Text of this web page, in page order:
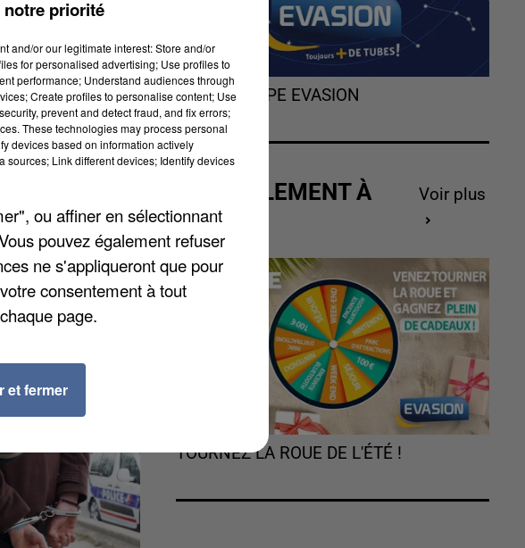
équipements
reçu le label «
«
jusqu'à 4
et sportive »,
L'HOROSCOPE EVASION
ACTUELLEMENT À
GAGNER
Voir plus
TOURNEZ LA ROUE DE L'ÉTÉ !
notre priorité
and/or our legitimate interest: Store and/or
for personalised advertising; Use profiles to
performance; Understand audiences through
Create profiles to personalise content; Use
prevent and detect fraud, and fix errors;
These technologies may process personal
devices based on information actively
Link different devices; Identify devices
ou affiner en sélectionnant
pouvez également refuser
ne s'appliqueront que pour
consentement à tout
page.
et fermer